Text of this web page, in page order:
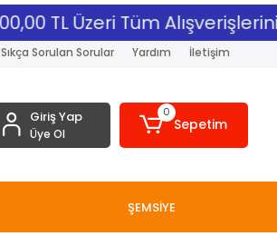
TL Üzeri Tüm
Sıkça Sorulan Sorular Yardım İletişim
Giriş Yap
Üye Ol
0
Sepetim
ŞEMSİYE